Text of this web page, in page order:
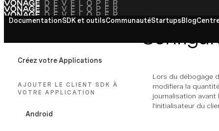
DocumentationSDK et outilsCommunautéStartupsBlog
Voir tous les documents
Créez votre Applications
AJOUTER LE CLIENT SDK À
VOTRE APPLICATION
Android
Lors du débogage
modifiera la
journalisation avant
l'initialisateur du